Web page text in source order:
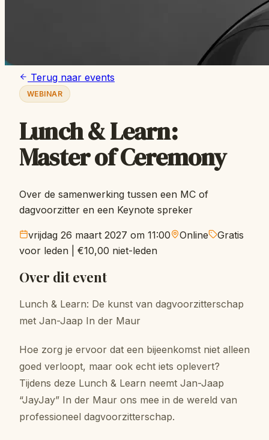
Terug naar events
WEBINAR
Lunch & Learn:
Master of Ceremony
Over de samenwerking tussen een MC of
dagvoorzitter en een Keynote spreker
vrijdag 26 maart 2027 om 11:00 Online
Gratis
voor leden
€10,00 niet-leden
Over dit event
Lunch & Learn: De kunst van dagvoorzitterschap
met Jan-Jaap In der Maur
Hoe zorg je ervoor dat een bijeenkomst niet alleen
goed verloopt, maar ook echt iets oplevert?
Tijdens deze Lunch & Learn neemt Jan-Jaap
“JayJay” In der Maur ons mee in de wereld van
professioneel dagvoorzitterschap.